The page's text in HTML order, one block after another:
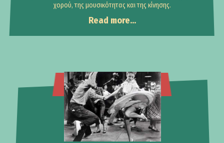
χορού, της μουσικότητας και της κίνησης.
Read more...
Announcements